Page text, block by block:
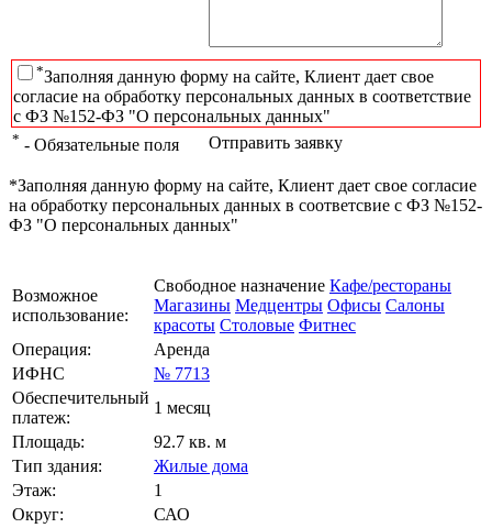
*Заполняя данную форму на сайте, Клиент дает свое
согласие на обработку персональных данных в соответствие
с ФЗ №152-ФЗ "О персональных данных"
* - Обязательные поля Отправить заявку
*Заполняя данную форму на сайте, Клиент дает свое согласие
на обработку персональных данных в соответсвие с ФЗ №152-
ФЗ "О персональных данных"
Возможное
использование:
Свободное назначение Кафе/рестораны
Магазины Медцентры Офисы Салоны
красоты Столовые Фитнес
Операция:
Аренда
ИФНС
№ 7713
Обеспечительный
платеж:
1 месяц
Площадь:
92.7 кв. м
Тип здания:
Жилые дома
Этаж:
1
Округ:
САО